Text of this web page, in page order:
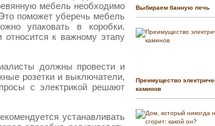
мебель необходимо
поможет уберечь мебель
упаковать в коробки.
к важному этапу
должны провести и
розетки и выключатели,
с электрикой решают
устанавливать
Выбираем банную печь
Преимущество
каминов